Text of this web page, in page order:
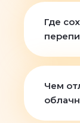
Где
Чем